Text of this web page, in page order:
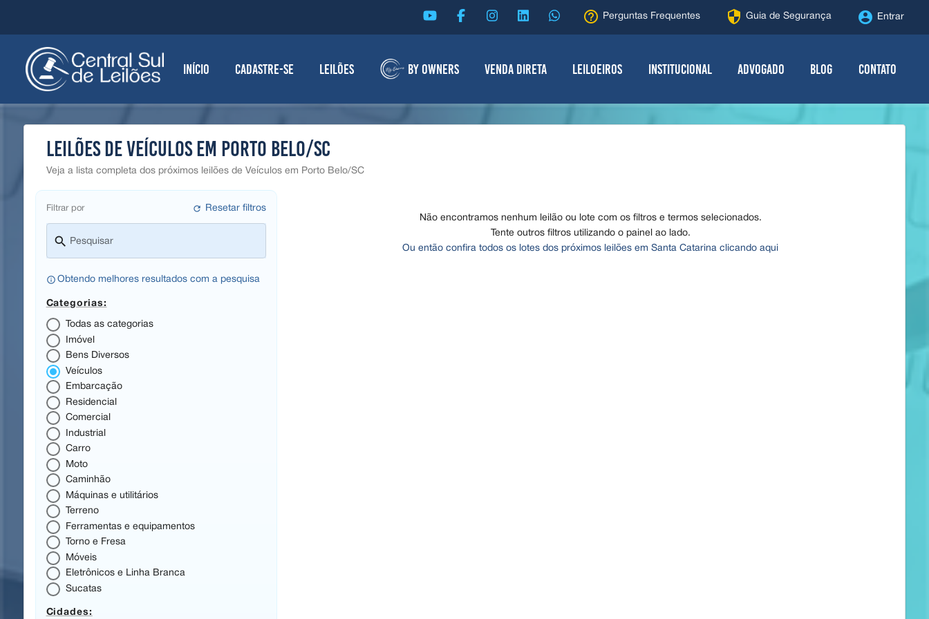
help_outline Perguntas Frequentes security Guia de Segurança account_circle Entrar
Início Cadastre-se Leilões By Owners Venda Direta Leiloeiros Institucional Advogado Blog Contato
Leilões de Veículos em Porto Belo/SC
Veja a lista completa dos próximos leilões de Veículos em Porto Belo/SC
Filtrar por refresh Resetar filtros
search Pesquisar
info_outline Obtendo melhores resultados com a pesquisa
Categorias:
Todas as categorias
Imóvel
Bens Diversos
Veículos
Embarcação
Residencial
Comercial
Industrial
Carro
Moto
Caminhão
Máquinas e utilitários
Terreno
Ferramentas e equipamentos
Torno e Fresa
Móveis
Eletrônicos e Linha Branca
Sucatas
Cidades:
Não encontramos nenhum leilão ou lote com os filtros e termos selecionados.
Tente outros filtros utilizando o painel ao lado.
Ou então confira todos os lotes dos próximos leilões em Santa Catarina clicando aqui